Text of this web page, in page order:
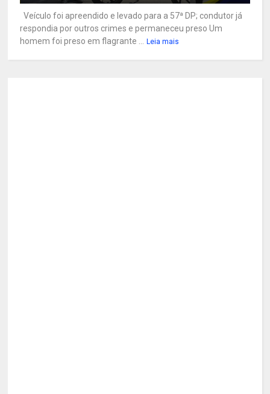
Veículo foi apreendido e levado para a 57ª DP; condutor já
respondia por outros crimes e permaneceu preso Um
homem foi preso em flagrante ...
Leia mais